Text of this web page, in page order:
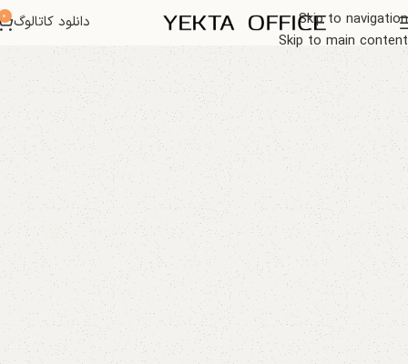
Skip to navigation
Skip to main content
دانلود کاتالوگ 0